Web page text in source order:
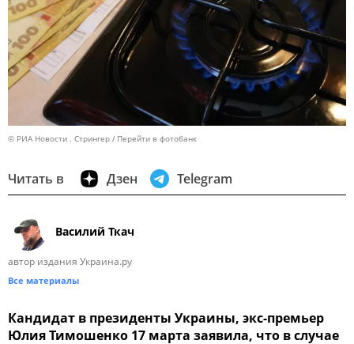
© РИА Новости . Стрингер Перейти в фотобанк
Читать в Дзен Telegram
Василий Ткач
автор издания Украина.ру
Все материалы
Кандидат в президенты Украины, экс-премьер
Юлия Тимошенко 17 марта заявила, что в случае